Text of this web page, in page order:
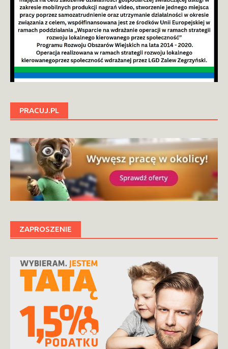
PRACUJ.PL
ZAPROSZENIE